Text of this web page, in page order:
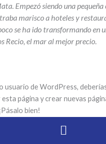
Empezó siendo una pequeña
marisco a hoteles y
se ha ido transformando en
Recio, el mar al mejor precio.
usuario de WordPress,
página y crear nuevas
bien!